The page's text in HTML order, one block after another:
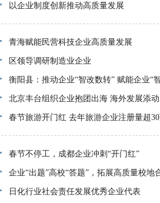
以企业制度创新推动高质量发展
青海赋能民营科技企业高质量发展
区领导调研制造业企业
衡阳县：推动企业“智改数转” 赋能企业“
北京丰台组织企业抱团出海 海外发展添动
春节旅游开门红 去年旅游企业注册量超
春节不停工，成都企业冲刺“开门红”
企业“出题”高校“答题”，拓展高质量校地
日化行业社会责任发展优秀企业代表